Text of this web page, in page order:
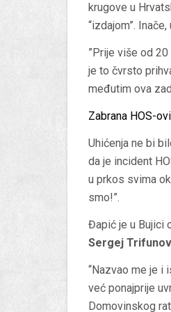
krugove u
“izdajom”.
”Prije više od
je to čvrsto
međutim ova
Zabrana HOS-
Uhićenja ne bi
da je incident
u prkos svima
smo!”.
Đapić je u Bujici
Sergej
“Nazvao me je i
već ponajprije
Domovinskog